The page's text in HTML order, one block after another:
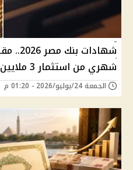
شهري من استثمار 3 ملايين جنيه
الجمعة 24/يوليو/2026 - 01:20 م